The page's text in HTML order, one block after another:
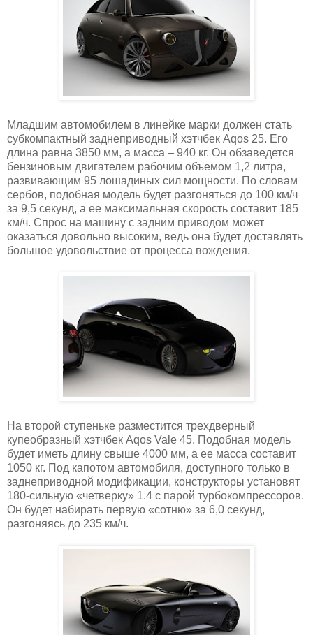
Младшим автомобилем в линейке марки должен стать
субкомпактный заднеприводный хэтчбек Aqos 25. Его
длина равна 3850 мм, а масса – 940 кг. Он обзаведется
бензиновым двигателем рабочим объемом 1,2 литра,
развивающим 95 лошадиных сил мощности. По словам
сербов, подобная модель будет разгоняться до 100 км/ч
за 9,5 секунд, а ее максимальная скорость составит 185
км/ч. Спрос на машину с задним приводом может
оказаться довольно высоким, ведь она будет доставлять
большое удовольствие от процесса вождения.
На второй ступеньке разместится трехдверный
купеобразный хэтчбек Aqos Vale 45. Подобная модель
будет иметь длину свыше 4000 мм, а ее масса составит
1050 кг. Под капотом автомобиля, доступного только в
заднеприводной модификации, конструкторы установят
180-сильную «четверку» 1.4 с парой турбокомпрессоров.
Он будет набирать первую «сотню» за 6,0 секунд,
разгоняясь до 235 км/ч.